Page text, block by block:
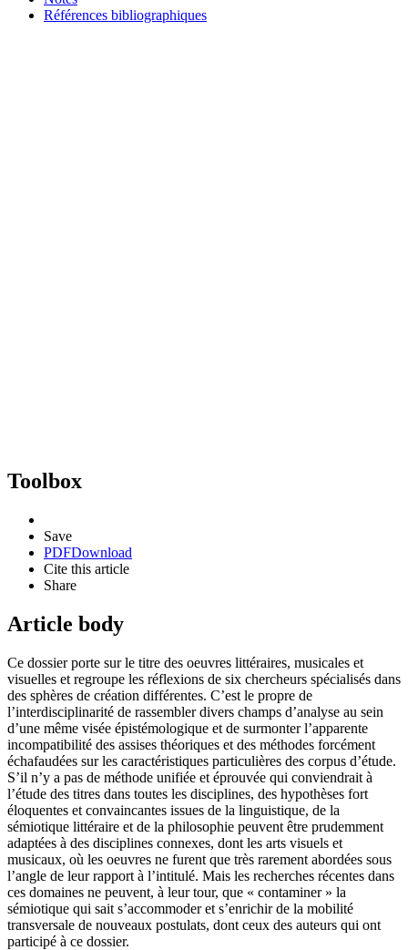
Références bibliographiques
Toolbox
Save
PDFDownload
Cite this article
Share
Article body
Ce dossier porte sur le titre des oeuvres littéraires, musicales et
visuelles et regroupe les réflexions de six chercheurs spécialisés dans
des sphères de création différentes. C’est le propre de
l’interdisciplinarité de rassembler divers champs d’analyse au sein
d’une même visée épistémologique et de surmonter l’apparente
incompatibilité des assises théoriques et des méthodes forcément
échafaudées sur les caractéristiques particulières des corpus d’étude.
S’il n’y a pas de méthode unifiée et éprouvée qui conviendrait à
l’étude des titres dans toutes les disciplines, des hypothèses fort
éloquentes et convaincantes issues de la linguistique, de la
sémiotique littéraire et de la philosophie peuvent être prudemment
adaptées à des disciplines connexes, dont les arts visuels et
musicaux, où les oeuvres ne furent que très rarement abordées sous
l’angle de leur rapport à l’intitulé. Mais les recherches récentes dans
ces domaines ne peuvent, à leur tour, que « contaminer » la
sémiotique qui sait s’accommoder et s’enrichir de la mobilité
transversale de nouveaux postulats, dont ceux des auteurs qui ont
participé à ce dossier.